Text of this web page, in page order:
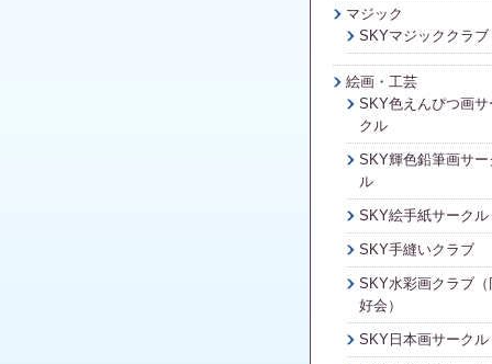
マジック
SKYマジッククラブ
絵画・工芸
SKY色えんぴつ画サ
クル
SKY輝色鉛筆画サー
ル
SKY絵手紙サークル
SKY手縫いクラブ
SKY水彩画クラブ（
好会）
SKY日本画サークル